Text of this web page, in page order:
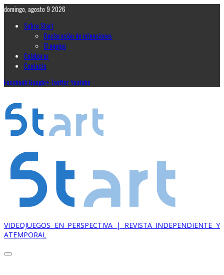
domingo, agosto 9 2026
Sobre Start
Declaración de intenciones
El equipo
Colaborar
Contacto
FacebookGoogle+ TwitterYoutube
VIDEOJUEGOS EN PERSPECTIVA | REVISTA INDEPENDIENTE Y
ATEMPORAL